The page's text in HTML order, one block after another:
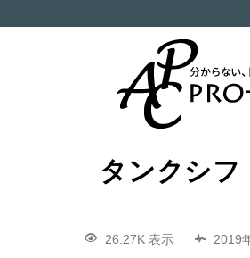
タンクシフ
26.27K 表示 2019